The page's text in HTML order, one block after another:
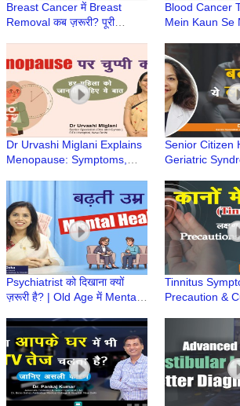
Breast Cancer में Breast
Removal कब ज़रूरी? पूरी
Jha
Blood Cancer
Mein Kaun Se
Dixit | CAR T-
Dr Urvashi Miglani Explains
Menopause: Symptoms,
Senior Citizen
Geriatric
Bhuyan |
Psychiatrist को दिखाना क्यों
ज़रूरी है? | Old Age में Mental
Elderly Care
Tinnitus
Precaution &
Pankaj